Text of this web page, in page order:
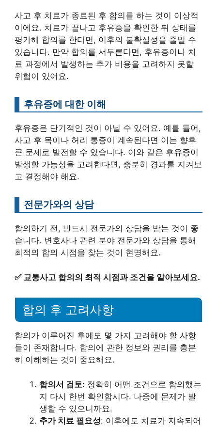
사고 후 치료가 종료된 후 합의를 하는 것이 이상적
이에요. 치료가 끝나고 후유증을 확인한 뒤 상태를
평가해 합의를 한다면, 이후의 불확실성을 줄일 수
있습니다. 만약 합의를 서두른다면, 후유증이나 치
료 과정에서 발생하는 추가 비용을 고려하지 못할
위험이 있어요.
후유증에 대한 이해
후유증은 단기적인 것이 아닐 수 있어요. 예를 들어,
사고 후 목이나 허리 통증이 계속된다면 이는 향후
큰 문제로 발전할 수 있습니다. 이와 같은 후유증이
발생할 가능성을 고려한다면, 충분히 경과를 지켜보
고 결정해야 해요.
전문가와의 상담
합의하기 전, 반드시 전문가의 상담을 받는 것이 좋
습니다. 변호사나 관련 분야 전문가와 상담을 통해
최적의 합의 시점을 찾는 것이 현명해요.
✅ 교통사고 합의의 최적 시점과 조건을 알아보세요.
합의 후 고려사항
합의가 이루어진 후에도 몇 가지 고려해야 할 사항
들이 존재합니다. 합의에 관한 정보와 권리를 충분
히 이해하는 것이 중요해요.
합의서 검토: 정확히 어떤 조건으로 합의했는
지 다시 한번 확인합시다. 나중에 문제가 발
생할 수 있으니까요.
추가 치료 필요성: 이후에도 치료가 지속되어